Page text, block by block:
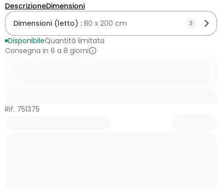
DescrizioneDimensioni
Dimensioni (letto) : 80 x 200 cm 3
DisponibileQuantità limitata
Consegna in 6 a 8 giorni
Rif. 751375